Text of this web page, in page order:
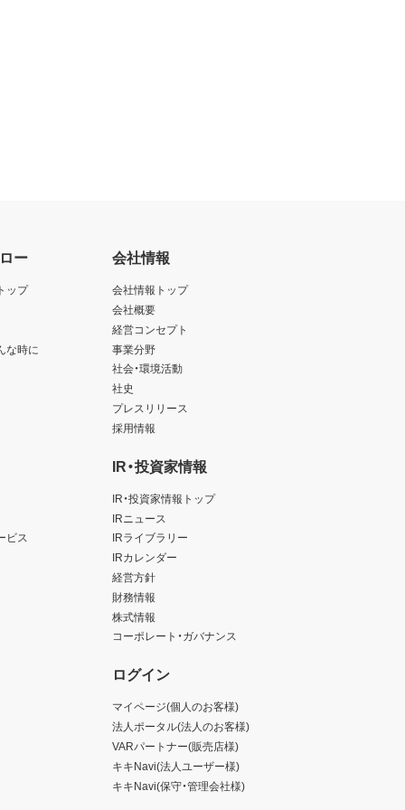
ー
ップ
な時に
ビス
会社情報
会社情報トップ
会社概要
経営コンセプト
事業分野
社会・環境活動
社史
プレスリリース
採用情報
IR・投資家情報
IR・投資家情報トップ
IRニュース
IRライブラリー
IRカレンダー
経営方針
財務情報
株式情報
コーポレート・ガバナンス
ログイン
マイページ(個人のお客様)
法人ポータル(法人のお客様)
VARパートナー(販売店様)
キキNavi(法人ユーザー様)
キキNavi(保守・管理会社様)